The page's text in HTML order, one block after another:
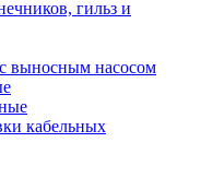
гильз и
выносным насосом
кабельных